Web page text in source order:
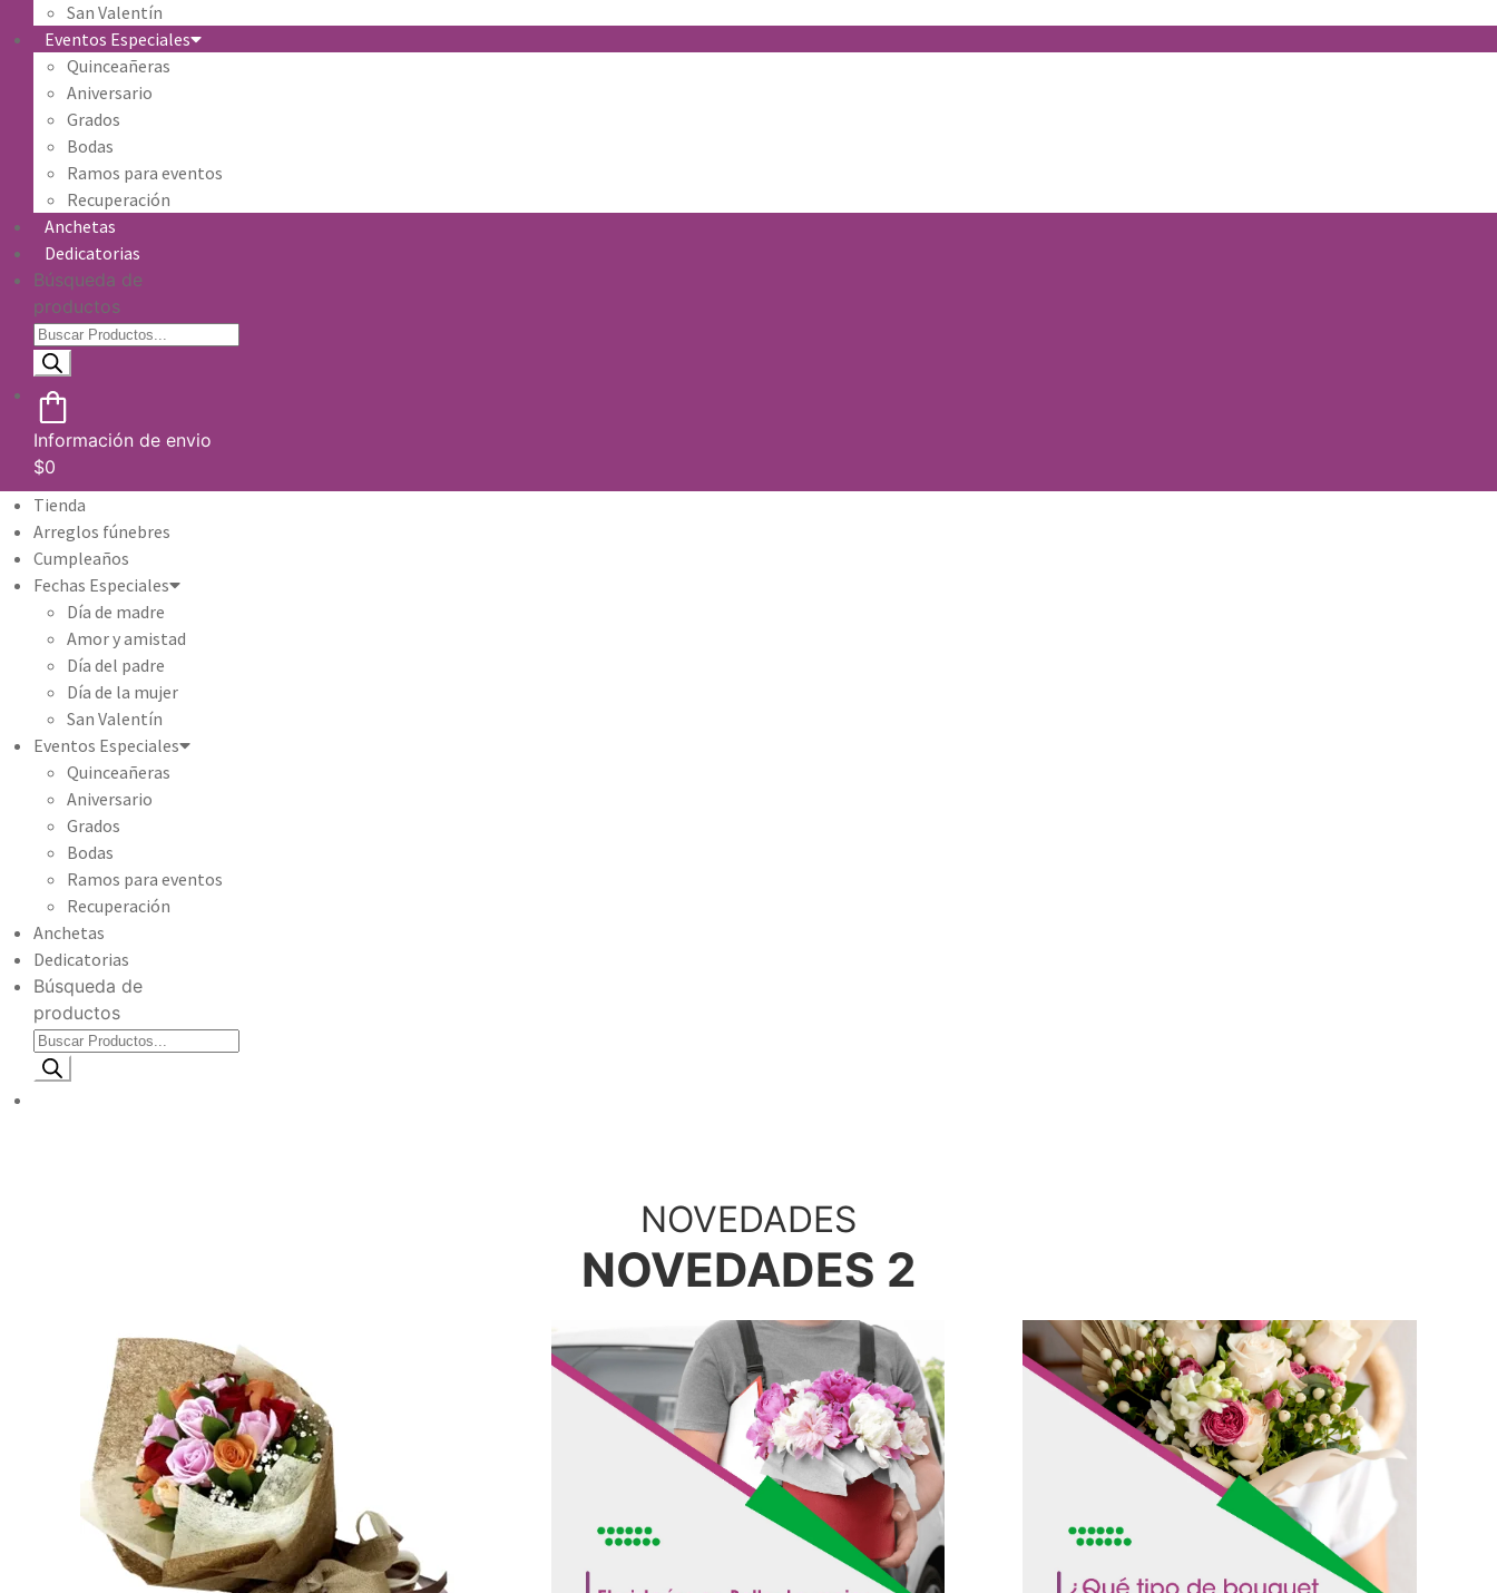
San Valentín
Eventos Especiales
Quinceañeras
Aniversario
Grados
Bodas
Ramos para eventos
Recuperación
Anchetas
Dedicatorias
Búsqueda de
productos
Información de envio
$0
Tienda
Arreglos fúnebres
Cumpleaños
Fechas Especiales
Día de madre
Amor y amistad
Día del padre
Día de la mujer
San Valentín
Eventos Especiales
Quinceañeras
Aniversario
Grados
Bodas
Ramos para eventos
Recuperación
Anchetas
Dedicatorias
Búsqueda de
productos
NOVEDADES
NOVEDADES 2